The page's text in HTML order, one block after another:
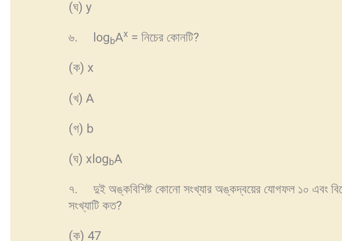
(ঘ) y
৬. logbAx = নিচের কোনটি?
(ক) x
(খ) A
(গ) b
(ঘ) xlogbA
৭. দুই অঙ্কবিশিষ্ট কোনো সংখ্যার অঙ্কদ্বয়ের যোগফল ১০ এবং
সংখ্যাটি কত?
(ক) 47